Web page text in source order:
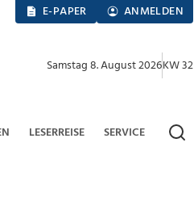
E-PAPER ANMELDEN
Samstag 8. August 2026KW 32
LESERREISE SERVICE